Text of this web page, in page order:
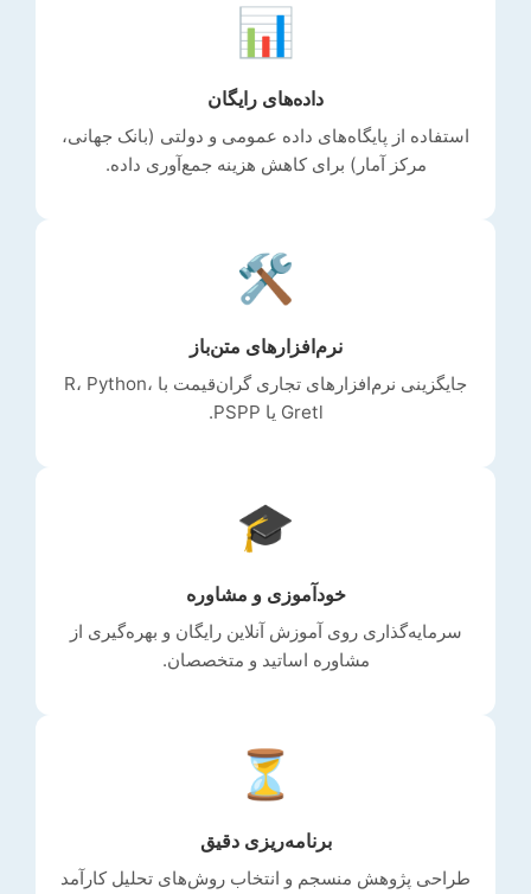
📊
داده‌های رایگان
استفاده از پایگاه‌های داده عمومی و دولتی (بانک جهانی،
مرکز آمار) برای کاهش هزینه جمع‌آوری داده.
🛠️
نرم‌افزارهای متن‌باز
جایگزینی نرم‌افزارهای تجاری گران‌قیمت با R، Python،
Gretl یا PSPP.
🎓
خودآموزی و مشاوره
سرمایه‌گذاری روی آموزش آنلاین رایگان و بهره‌گیری از
مشاوره اساتید و متخصصان.
⏳
برنامه‌ریزی دقیق
طراحی پژوهش منسجم و انتخاب روش‌های تحلیل کارآمد